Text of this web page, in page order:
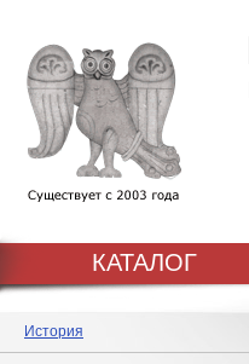
КАТАЛОГ
История